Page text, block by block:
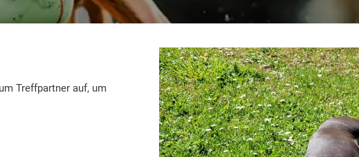
Treffpartner auf, um